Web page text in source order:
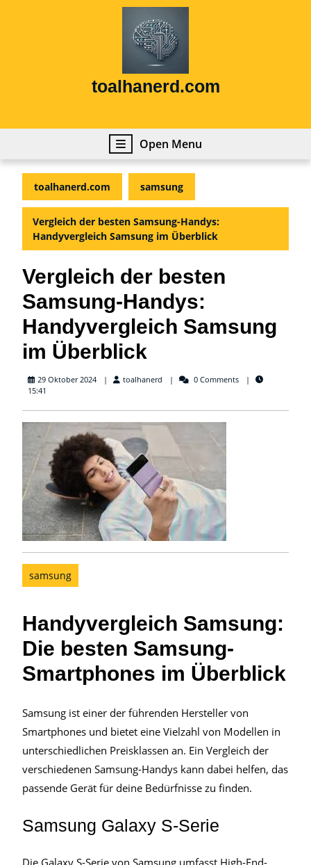
toalhanerd.com
Open Menu
toalhanerd.com samsung
Vergleich der besten Samsung-Handys:
Handyvergleich Samsung im Überblick
Vergleich der besten
Samsung-Handys:
Handyvergleich Samsung
im Überblick
29 Oktober 2024 toalhanerd toalhanerd0 Comments
15:41
samsung
Handyvergleich Samsung:
Die besten Samsung-
Smartphones im Überblick
Samsung ist einer der führenden Hersteller von
Smartphones und bietet eine Vielzahl von Modellen in
unterschiedlichen Preisklassen an. Ein Vergleich der
verschiedenen Samsung-Handys kann dabei helfen, das
passende Gerät für deine Bedürfnisse zu finden.
Samsung Galaxy S-Serie
Die Galaxy S-Serie von Samsung umfasst High-End-